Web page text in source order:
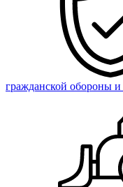
гражданской обороны